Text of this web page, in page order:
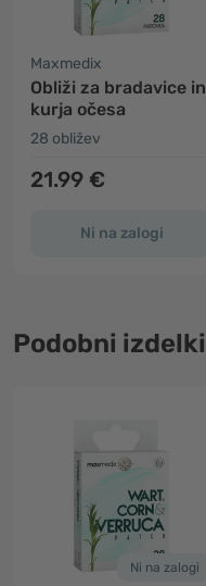
Maxmedix
Obliži za bradavice in
kurja očesa
28 obližev
21.99 €
Ni na zalogi
Podobni izdelki
Ni na zalogi